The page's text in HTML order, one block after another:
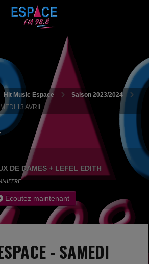
Hit Music Espace
Saison 2023/2024
13 AVRIL
DE DAMES + LEFEL EDITH
Ecoutez maintenant
- SAMEDI